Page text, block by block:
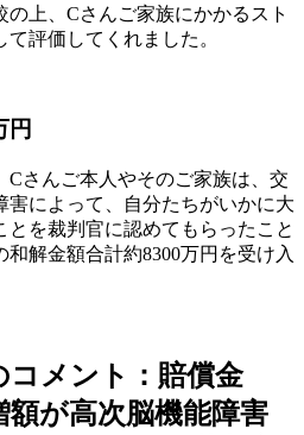
上、Cさんご家族にかかるスト
評価してくれました。
円
Cさんご本人やそのご家族は、交
害によって、自分たちがいかに大
を裁判官に認めてもらったこと
解金額合計約8300万円を受け入
メント： 賠償金
額が高次脳機能障害